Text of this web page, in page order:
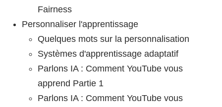
Fairness
Personnaliser l'apprentissage
Quelques mots sur la personnalisation
Systèmes d'apprentissage adaptatif
Parlons IA : Comment YouTube vous
apprend Partie 1
Parlons IA : Comment YouTube vous